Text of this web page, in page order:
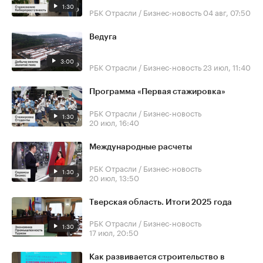
1:30 РБК Отрасли / Бизнес-новость 04 авг, 07:50
3:00
Ведуга
РБК Отрасли / Бизнес-новость 23 июл, 11:40
1:30
Программа «Первая стажировка»
РБК Отрасли / Бизнес-новость
20 июл, 16:40
1:30
Международные расчеты
РБК Отрасли / Бизнес-новость
20 июл, 13:50
1:30
Тверская область. Итоги 2025 года
РБК Отрасли / Бизнес-новость
17 июл, 20:50
Как развивается строительство в